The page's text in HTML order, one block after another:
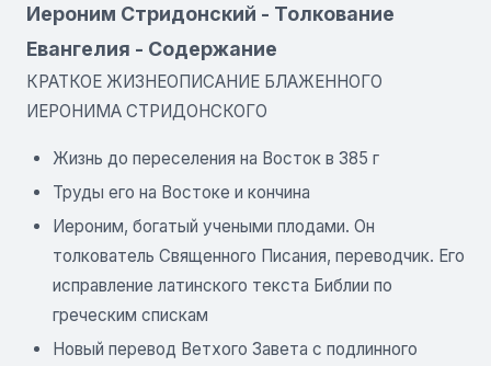
Иероним Стридонский - Толкование
Евангелия - Содержание
КРАТКОЕ ЖИЗНЕОПИСАНИЕ БЛАЖЕННОГО
ИЕРОНИМА СТРИДОНСКОГО
Жизнь до переселения на Восток в 385 г
Труды его на Востоке и кончина
Иероним, богатый учеными плодами. Он
толкователь Священного Писания, переводчик. Его
исправление латинского текста Библии по
греческим спискам
Новый перевод Ветхого Завета с подлинного